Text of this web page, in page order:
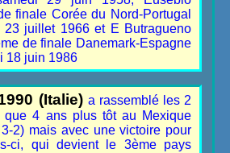
finale Corée du Nord-Portugal
23 juillet 1966 et E Butragueno
de finale Danemark-Espagne
18 juin 1986
(Italie) a rassemblé les 2
que 4 ans plus tôt au Mexique
2) mais avec une victoire pour
ci, qui devient le 3ème pays